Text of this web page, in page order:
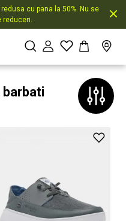
cu pana la 50%. Nu se
reduceri.
barbati